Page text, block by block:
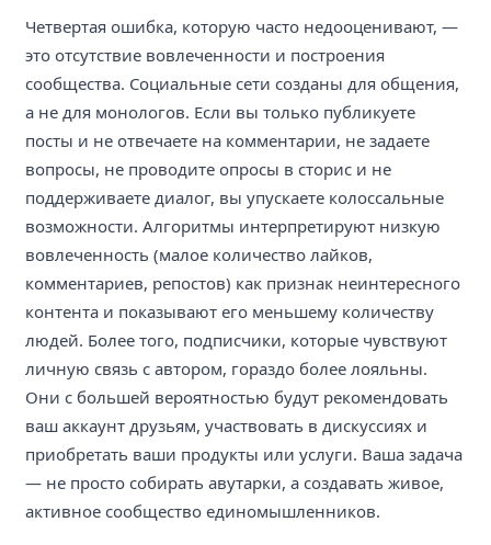
Четвертая ошибка, которую часто недооценивают, —
это отсутствие вовлеченности и построения
сообщества. Социальные сети созданы для общения,
а не для монологов. Если вы только публикуете
посты и не отвечаете на комментарии, не задаете
вопросы, не проводите опросы в сторис и не
поддерживаете диалог, вы упускаете колоссальные
возможности. Алгоритмы интерпретируют низкую
вовлеченность (малое количество лайков,
комментариев, репостов) как признак неинтересного
контента и показывают его меньшему количеству
людей. Более того, подписчики, которые чувствуют
личную связь с автором, гораздо более лояльны.
Они с большей вероятностью будут рекомендовать
ваш аккаунт друзьям, участвовать в дискуссиях и
приобретать ваши продукты или услуги. Ваша задача
— не просто собирать авутарки, а создавать живое,
активное сообщество единомышленников.